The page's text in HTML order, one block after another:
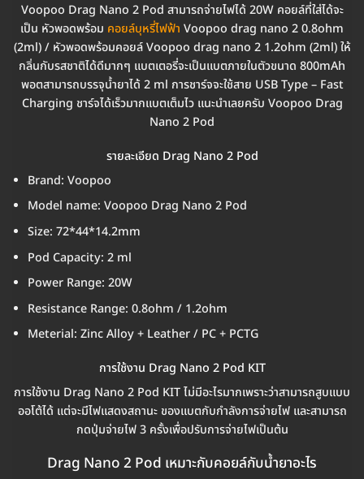
Voopoo Drag Nano 2 Pod สามารถจ่ายไฟได้ 20W คอยล์ที่ใส่ได้จะ
เป็น หัวพอดพร้อม คอยล์บุหรี่ไฟฟ้า Voopoo drag nano 2 0.8ohm
(2ml) / หัวพอดพร้อมคอยล์ Voopoo drag nano 2 1.2ohm (2ml) ให้
กลิ่นกับรสชาติได้ดีมากๆ แบตเตอรี่จะเป็นแบตภายในตัวขนาด 800mAh
พอตสามารถบรรจุน้ำยาได้ 2 ml การชาร์จจะใช้สาย USB Type – Fast
Charging ชาร์จได้เร็วมากแบตเต็มไว แนะนำเลยครับ Voopoo Drag
Nano 2 Pod
รายละเอียด Drag Nano 2 Pod
Brand: Voopoo
Model name: Voopoo Drag Nano 2 Pod
Size: 72*44*14.2mm
Pod Capacity: 2 ml
Power Range: 20W
Resistance Range: 0.8ohm / 1.2ohm
Meterial: Zinc Alloy + Leather / PC + PCTG
การใช้งาน Drag Nano 2 Pod KIT
การใช้งาน Drag Nano 2 Pod KIT ไม่มีอะไรมากเพราะว่าสามารถสูบแบบ
ออโต้ได้ แต่จะมีไฟแสดงสถานะ ของแบตกับกำลังการจ่ายไฟ และสามารถ
กดปุ่มจ่ายไฟ 3 ครั้งเพื่อปรับการจ่ายไฟเป็นต้น
Drag Nano 2 Pod เหมาะกับคอยล์กับน้ำยาอะไร